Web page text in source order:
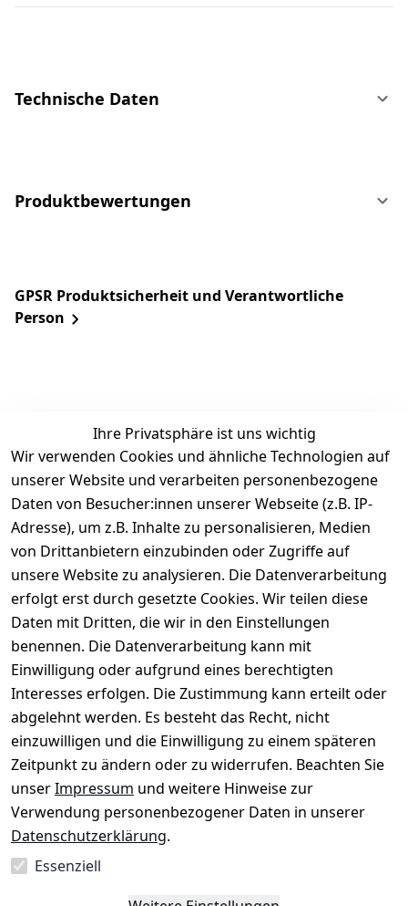
Technische Daten
Produktbewertungen
GPSR Produktsicherheit und Verantwortliche
Person
Ihre Privatsphäre ist uns wichtig
Wir verwenden Cookies und ähnliche Technologien auf
unserer Website und verarbeiten personenbezogene
Daten von Besucher:innen unserer Webseite (z.B. IP-
Adresse), um z.B. Inhalte zu personalisieren, Medien
von Drittanbietern einzubinden oder Zugriffe auf
unsere Website zu analysieren. Die Datenverarbeitung
erfolgt erst durch gesetzte Cookies. Wir teilen diese
Daten mit Dritten, die wir in den Einstellungen
benennen. Die Datenverarbeitung kann mit
Einwilligung oder aufgrund eines berechtigten
Interesses erfolgen. Die Zustimmung kann erteilt oder
abgelehnt werden. Es besteht das Recht, nicht
einzuwilligen und die Einwilligung zu einem späteren
Zeitpunkt zu ändern oder zu widerrufen. Beachten Sie
unserImpressum und weitere Hinweise zur
Verwendung personenbezogener Daten in unserer
Datenschutzerklärung.
Essenziell
Rechtliches
AGB
Impressum
Datenschutze
rklärung
Barrierefreihe
itserklärung
Widerrufsrec
ht
Service
Kontakt
Registrieren
Rechnungska
Kontakt
↺ 30 Tage
Widerrufsre
cht
Informatio
nen
Retourenlage
r: Eichenallee
3, 06184
Kabelsketal
Telefon: +49
1512 6260858
E-Mail:
info@konsyst
em.de
Blog und
Wissensdaten
bank
Über uns
★★★★☆
Top-Verkäufer
★★★★★
Bewertungen
Über 228.000